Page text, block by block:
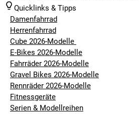
Beim Kauf eines Elektro-Bikes sollte
dass ein Führerschein notwendig
besteht und das Fahren nur im
erlaubt ist. Aus diesem Grund
Versicherungskennzeichen. Die
eigenen individuellen Bedürfnissen
die eigenen Fähigkeiten
einer Geschwindigkeit von fast 45
Quicklinks & Tipps
Damenfahrrad
Herrenfahrrad
Cube 2026-Modelle
E-Bikes 2026-Modelle
Fahrräder 2026-Modelle
Gravel Bikes 2026-Modelle
Rennräder 2026-Modelle
Fitnessgeräte
Serien & Modellreihen